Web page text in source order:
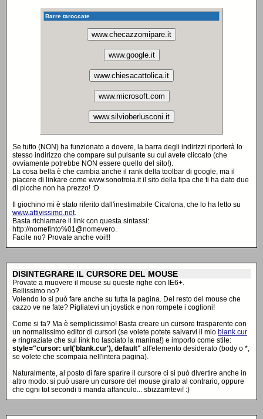
Barre taroccate
www.checazzomipare.it
www.google.it
www.chiesacattolica.it
www.microsoft.com
www.silvioberlusconi.it
Se tutto (NON) ha funzionato a dovere, la barra degli indirizzi riporterà lo
stesso indirizzo che compare sul pulsante su cui avete cliccato (che
ovviamente potrebbe NON essere quello del sito!).
La cosa bella è che cambia anche il rank della toolbar di google, ma il
piacere di linkare come www.sonotroia.it il sito della tipa che ti ha dato due
di picche non ha prezzo! :D
Il giochino mi è stato riferito dall'inestimabile Cicalona, che lo ha letto su
www.attivissimo.net.
Basta richiamare il link con questa sintassi:
http://nomefinto%01@nomevero.
Facile no? Provate anche voi!!!
DISINTEGRARE IL CURSORE DEL MOUSE
Provate a muovere il mouse su queste righe con IE6+.
Bellissimo no?
Volendo lo si può fare anche su tutta la pagina. Del resto del mouse che
cazzo ve ne fate? Pigliatevi un joystick e non rompete i coglioni!
Come si fa? Ma è semplicissimo! Basta creare un cursore trasparente con
un normalissimo editor di cursori (se volete potete salvarvi il mio blank.cur
e ringraziate che sul link ho lasciato la manina!) e imporlo come stile:
style="cursor: url('blank.cur'), default" all'elemento desiderato (body o *,
se volete che scompaia nell'intera pagina).
Naturalmente, al posto di fare sparire il cursore ci si può divertire anche in
altro modo: si può usare un cursore del mouse girato al contrario, oppure
che ogni tot secondi ti manda affanculo... sbizzarritevi! :)